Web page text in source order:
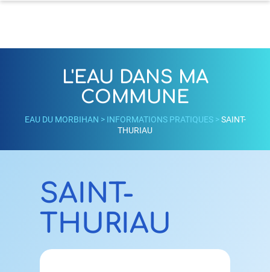
L'EAU DANS MA
COMMUNE
EAU DU MORBIHAN > INFORMATIONS PRATIQUES> SAINT-
THURIAU
SAINT-
THURIAU